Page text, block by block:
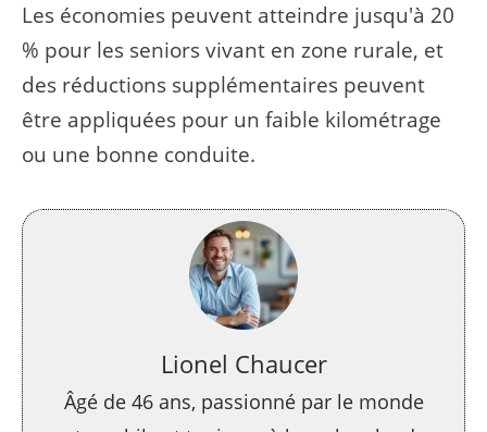
Les économies peuvent atteindre jusqu'à 20
% pour les seniors vivant en zone rurale, et
des réductions supplémentaires peuvent
être appliquées pour un faible kilométrage
ou une bonne conduite.
Lionel Chaucer
Âgé de 46 ans, passionné par le monde